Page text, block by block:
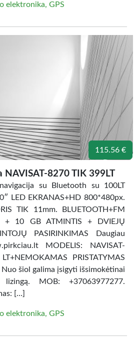
elektronika, GPS
115.56 €
NAVISAT-8270 TIK 399LT
su Bluetooth su 100LT
LED EKRANAS+HD 800*480px.
TIK 11mm. BLUETOOTH+FM
+ 10 GB ATMINTIS + DVIEJŲ
PASIRINKIMAS Daugiau
MODELIS: NAVISAT-
PRISTATYMAS
Nuo šiol galima įsigyti išsimokėtinai
MOB: +37063977277.
[…]
elektronika, GPS